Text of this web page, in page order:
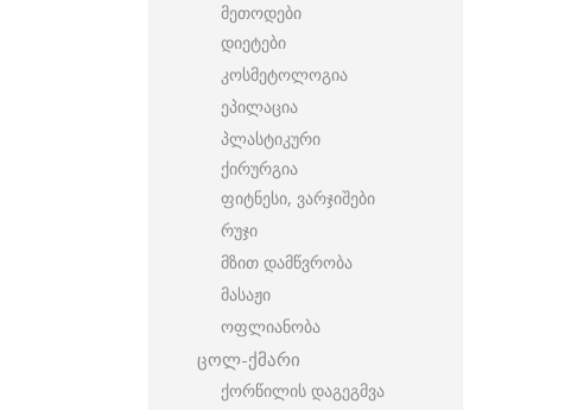
მეთოდები
დიეტები
კოსმეტოლოგია
ეპილაცია
პლასტიკური
ქირურგია
ფიტნესი, ვარჯიშები
რუჯი
მზით დამწვრობა
მასაჟი
ოფლიანობა
ცოლ-ქმარი
ქორწილის დაგეგმვა